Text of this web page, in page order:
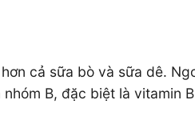
cả sữa bò và sữa dê.
B, đặc biệt là vitamin